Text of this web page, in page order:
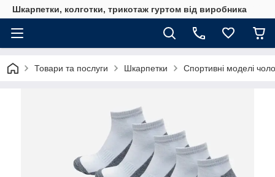
Шкарпетки, колготки, трикотаж гуртом від виробника
Товари та послуги Шкарпетки Спортивні моделі